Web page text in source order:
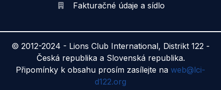
Fakturačné údaje a sídlo
© 2012-2024 - Lions Club International, Distrikt 122 -
Česká republika a Slovenská republika.
Připomínky k obsahu prosím zasílejte na web@lci-
d122.org